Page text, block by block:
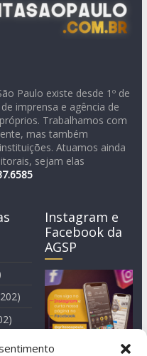
Paulo existe desde 1º de
imprensa e agência de
Trabalhamos com
mas também
Atuamos ainda
sejam elas
Instagram e
Facebook da
AGSP